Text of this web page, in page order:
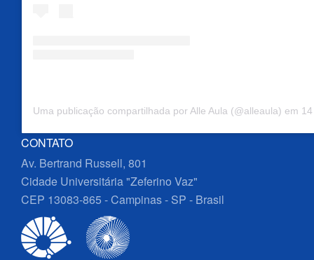
Uma publicação compartilhada por Alle Aula (@alleaula) em 14
CONTATO
Av. Bertrand Russell, 801
Cidade Universitária "Zeferino Vaz"
CEP 13083-865 - Campinas - SP - Brasil